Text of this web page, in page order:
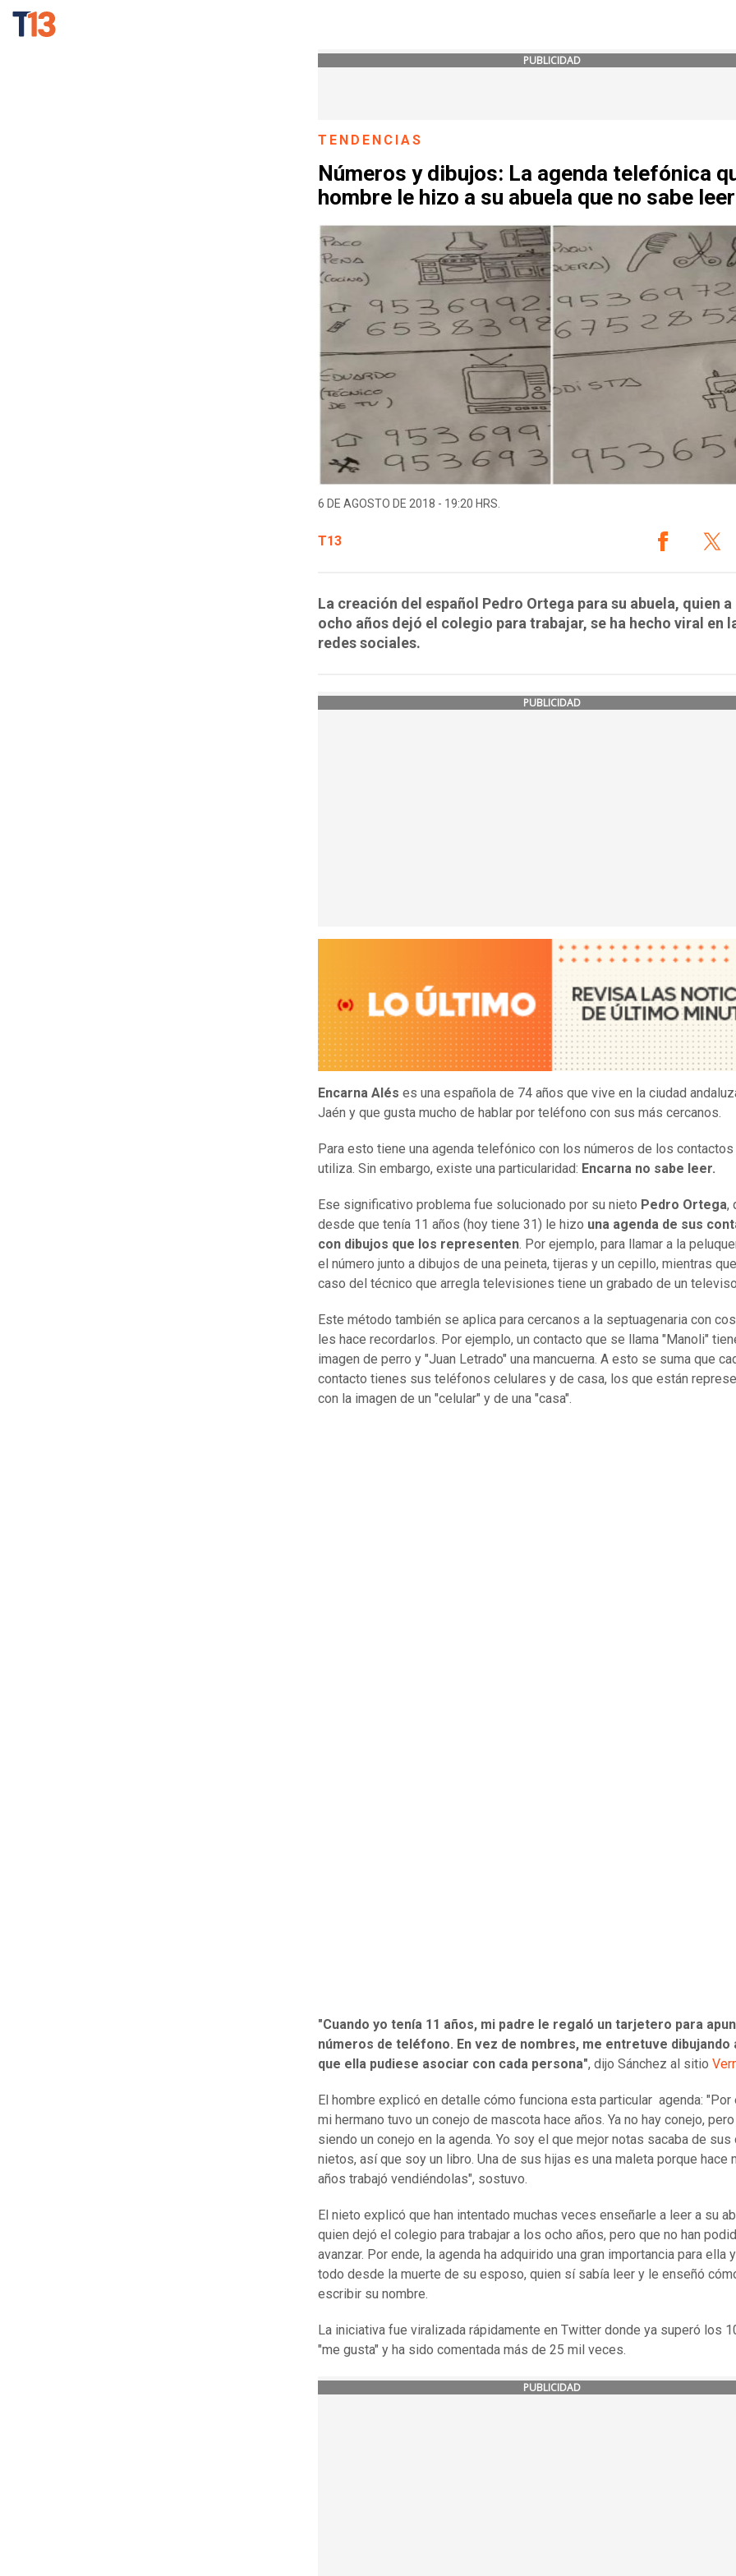
PUBLICIDAD
TENDENCIAS
Números y dibujos: La agenda telefónica
hombre le hizo a su abuela que no sabe leer
6 DE AGOSTO DE 2018 - 19:20 HRS.
T13
La creación del español Pedro Ortega para su abuela, quien a
ocho años dejó el colegio para trabajar, se ha hecho viral en
redes sociales.
PUBLICIDAD
Encarna Alés es una española de 74 años que vive en la ciudad
Jaén y que gusta mucho de hablar por teléfono con sus más cercanos.
Para esto tiene una agenda telefónico con los números de los
utiliza. Sin embargo, existe una particularidad: Encarna no sabe leer.
Ese significativo problema fue solucionado por su nieto Pedro Ortega,
desde que tenía 11 años (hoy tiene 31) le hizo una agenda de sus
con dibujos que los representen. Por ejemplo, para llamar a la
el número junto a dibujos de una peineta, tijeras y un cepillo, mientras
caso del técnico que arregla televisiones tiene un grabado de un
Este método también se aplica para cercanos a la septuagenaria con
les hace recordarlos. Por ejemplo, un contacto que se llama "Manoli"
imagen de perro y "Juan Letrado" una mancuerna. A esto se suma que
contacto tienes sus teléfonos celulares y de casa, los que están
con la imagen de un "celular" y de una "casa".
"Cuando yo tenía 11 años, mi padre le regaló un tarjetero para
números de teléfono. En vez de nombres, me entretuve dibujando
que ella pudiese asociar con cada persona", dijo Sánchez al sitio
El hombre explicó en detalle cómo funciona esta particular agenda: "Por
mi hermano tuvo un conejo de mascota hace años. Ya no hay conejo,
siendo un conejo en la agenda. Yo soy el que mejor notas sacaba de sus
nietos, así que soy un libro. Una de sus hijas es una maleta porque hace
años trabajó vendiéndolas", sostuvo.
El nieto explicó que han intentado muchas veces enseñarle a leer a su
quien dejó el colegio para trabajar a los ocho años, pero que no han
avanzar. Por ende, la agenda ha adquirido una gran importancia para ella
todo desde la muerte de su esposo, quien sí sabía leer y le enseñó
escribir su nombre.
La iniciativa fue viralizada rápidamente en Twitter donde ya superó los
"me gusta" y ha sido comentada más de 25 mil veces.
PUBLICIDAD